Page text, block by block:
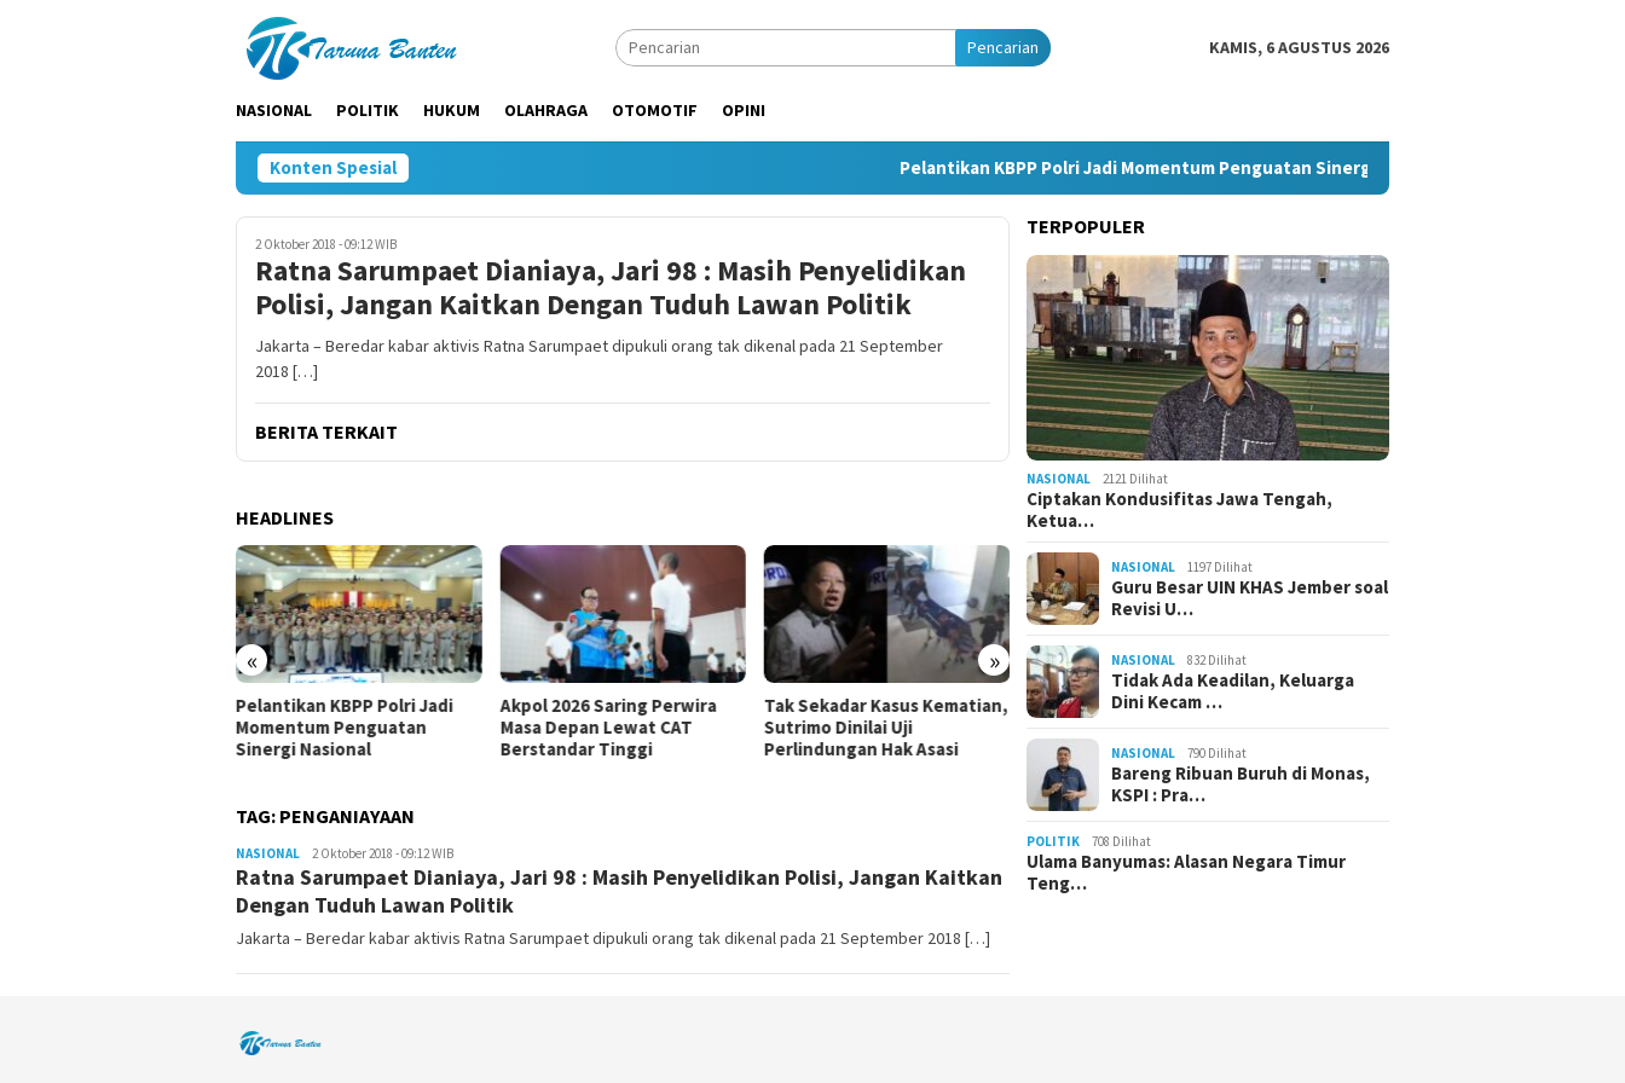
Pencarian KAMIS, 6 AGUSTUS 2026
NASIONAL POLITIK HUKUM OLAHRAGA OTOMOTIF OPINI
Konten Spesial Pelantikan KBPP Polri Jadi Momentum Penguatan Sinergi Nasional
2 Oktober 2018 - 09:12 WIB
Ratna Sarumpaet Dianiaya, Jari 98 : Masih Penyelidikan
Polisi, Jangan Kaitkan Dengan Tuduh Lawan Politik
Jakarta – Beredar kabar aktivis Ratna Sarumpaet dipukuli orang tak dikenal pada 21 September
2018 […]
BERITA TERKAIT
HEADLINES
« »
Pelantikan KBPP Polri Jadi
Momentum Penguatan
Sinergi Nasional
Akpol 2026 Saring Perwira
Masa Depan Lewat CAT
Berstandar Tinggi
Tak Sekadar Kasus Kematian,
Sutrimo Dinilai Uji
Perlindungan Hak Asasi
SETARA Institute: Rutan KPK
Penanganan Kasus Febrie
TAG: PENGANIAYAAN
NASIONAL tarunabanten
2 Oktober 2018 - 09:12 WIB
Ratna Sarumpaet Dianiaya, Jari 98 : Masih Penyelidikan Polisi, Jangan Kaitkan
Dengan Tuduh Lawan Politik
Jakarta – Beredar kabar aktivis Ratna Sarumpaet dipukuli orang tak dikenal pada 21 September 2018 […]
TERPOPULER
NASIONAL 2121 Dilihat
Ciptakan Kondusifitas Jawa Tengah,
Ketua…
NASIONAL 1197 Dilihat
Guru Besar UIN KHAS Jember soal
Revisi U…
NASIONAL 832 Dilihat
Tidak Ada Keadilan, Keluarga
Dini Kecam …
NASIONAL 790 Dilihat
Bareng Ribuan Buruh di Monas,
KSPI : Pra…
POLITIK 708 Dilihat
Ulama Banyumas: Alasan Negara Timur
Teng…